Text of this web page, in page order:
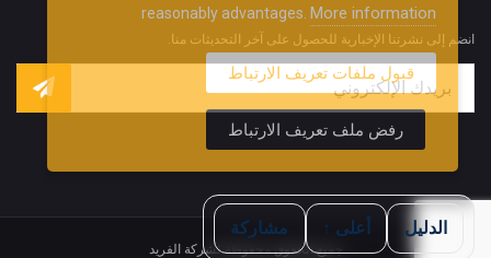
الدليل أعلى ↑ مشاركة
انضم إلى نشرتنا الإخبارية للحصول على آخر التحديثات منا.
جميع الحقوق محفوظة لشركة الفريد
reasonably advantages. More information
قبول ملفات تعريف الارتباط
رفض ملف تعريف الارتباط